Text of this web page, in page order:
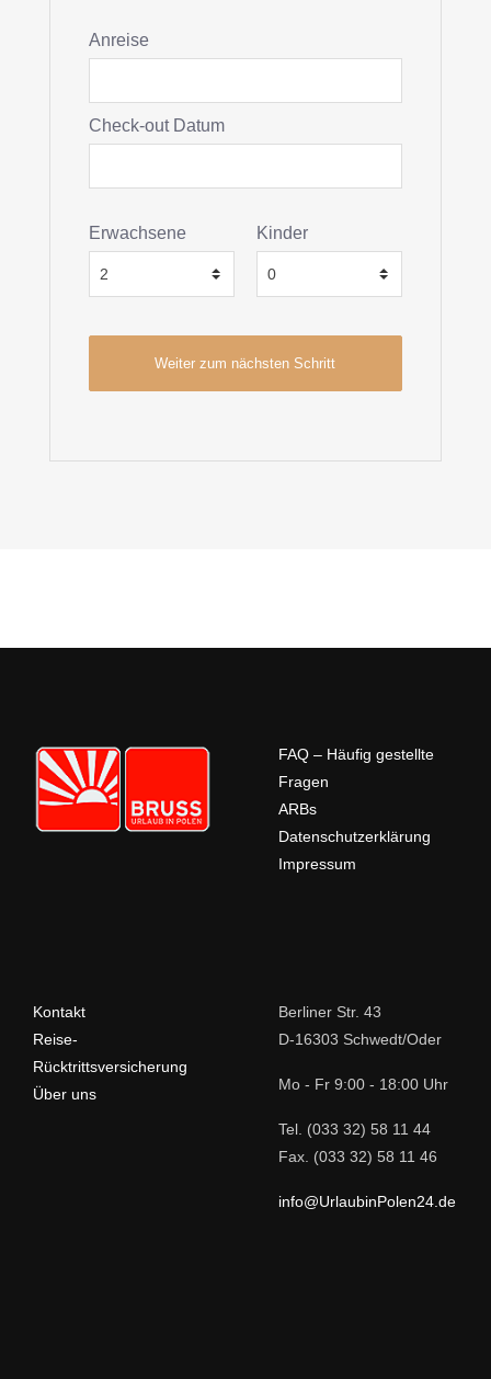
Anreise
Check-out Datum
Erwachsene Kinder
FAQ – Häufig gestellte
Fragen
ARBs
Datenschutzerklärung
Impressum
Kontakt
Reise-
Rücktrittsversicherung
Über uns
Berliner Str. 43
D-16303 Schwedt/Oder
Mo - Fr 9:00 - 18:00 Uhr
Tel. (033 32) 58 11 44
Fax. (033 32) 58 11 46
info@UrlaubinPolen24.de